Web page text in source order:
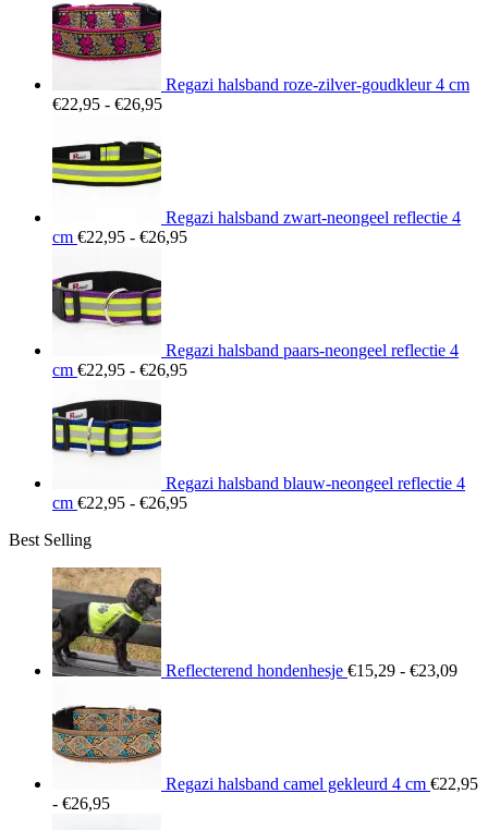
Regazi halsband roze-zilver-goudkleur 4 cm
€22,95 - €26,95Prijsklasse:
Regazi halsband zwart-neongeel reflectie 4
cm €22,95 - €26,95Prijsklasse:
Regazi halsband paars-neongeel reflectie 4
cm €22,95 - €26,95Prijsklasse:
Regazi halsband blauw-neongeel reflectie 4
cm €22,95 - €26,95Prijsklasse:
Best Selling
Reflecterend hondenhesje €15,29 - €23,09
Regazi halsband camel gekleurd 4 cm €22,95
- €26,95Prijsklasse: